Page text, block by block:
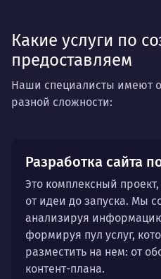
Сельхозтехника
Какие услуги по
предоставляем
Наши специалисты имеют
разной сложности:
Разработка сайта
Это комплексный
от идеи до запуска. Мы
анализируя
формируя пул услуг,
разместить на нем: от
контент-плана.